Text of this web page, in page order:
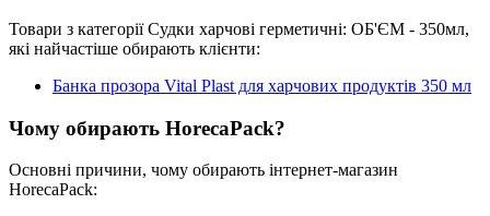
коробки для тортів пластикові
Товари з категорії Судки харчові герметичні: ОБ'ЄМ - 350мл,
які найчастіше обирають клієнти:
Банка прозора Vital Plast для харчових продуктів 350 мл
Чому обирають HorecaPack?
Основні причини, чому обирають інтернет-магазин
HorecaPack: